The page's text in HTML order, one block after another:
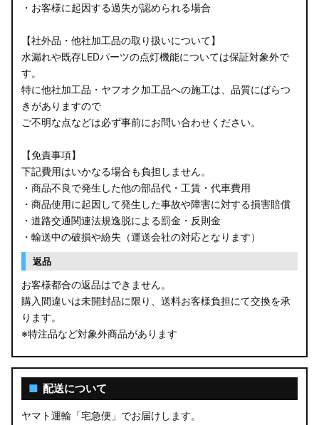
・お客様に起因する過失が認められる場合
【社外品・他社加工品の取り扱いについて】
水漏れや既存LEDパーツの点灯機能については保証対象外で
す。
特に他社加工品・ヤフオク加工品への施工は、品質にばらつ
きがありますので
ご不明な点などは必ず事前にお問い合わせください。
【免責事項】
下記費用はいかなる場合も負担しません。
・商品不良で発生した他の部品代・工賃・代車費用
・商品使用に起因して発生した事故や障害に対する損害賠償
・道路交通関連法規逸脱による罰金・反則金
・輸送中の破損や紛失（運送会社の対応となります）
返品
お客様都合の返品はできません。
購入間違いは未開封品に限り、送料お客様負担にて交換を承
ります。
※特注品など対象外商品があります
■ 配送について
ヤマト運輸「宅急便」でお届けします。